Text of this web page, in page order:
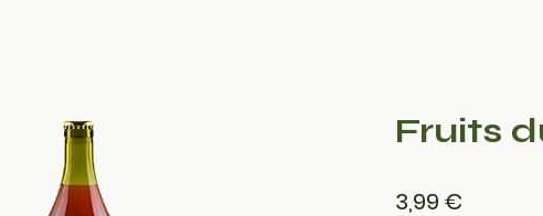
Fruits
3,99 €